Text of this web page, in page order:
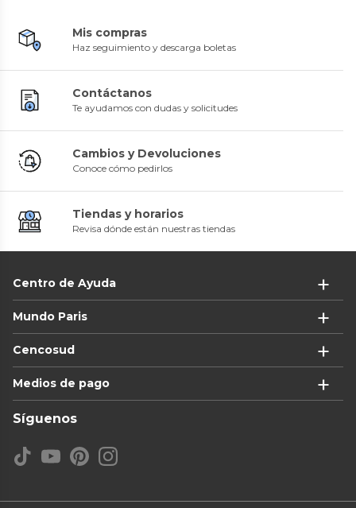
Mis compras
Haz seguimiento y descarga boletas
Contáctanos
Te ayudamos con dudas y solicitudes
Cambios y Devoluciones
Conoce cómo pedirlos
Tiendas y horarios
Revisa dónde están nuestras tiendas
Centro de Ayuda
Mundo Paris
Cencosud
Medios de pago
Síguenos